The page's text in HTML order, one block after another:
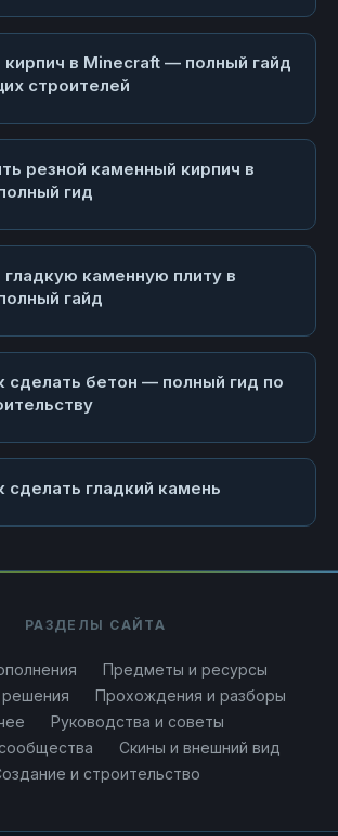
кирпич в Minecraft — полный гайд
строителей
резной каменный кирпич в
гид
гладкую каменную плиту в
гайд
сделать бетон — полный гид по
сделать гладкий камень
РАЗДЕЛЫ САЙТА
Предметы и ресурсы
Прохождения и разборы
Руководства и советы
Скины и внешний вид
и строительство